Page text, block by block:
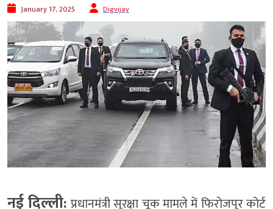
January 17, 2025 Digvijay
नई दिल्ली: प्रधानमंत्री सुरक्षा चूक मामले में फिरोजपुर कोर्ट